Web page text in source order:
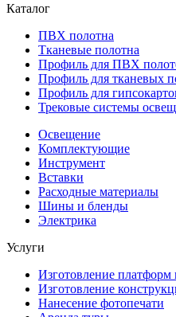
Каталог
ПВХ полотна
Тканевые полотна
Профиль для ПВХ
Профиль для тканевых
Профиль для
Трековые системы
Освещение
Комплектующие
Инструмент
Вставки
Расходные материалы
Шины и бленды
Электрика
Услуги
Изготовление
Изготовление
Нанесение фотопечати